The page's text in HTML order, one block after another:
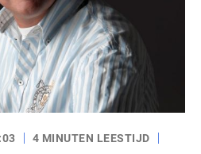
4 MINUTEN LEESTIJD